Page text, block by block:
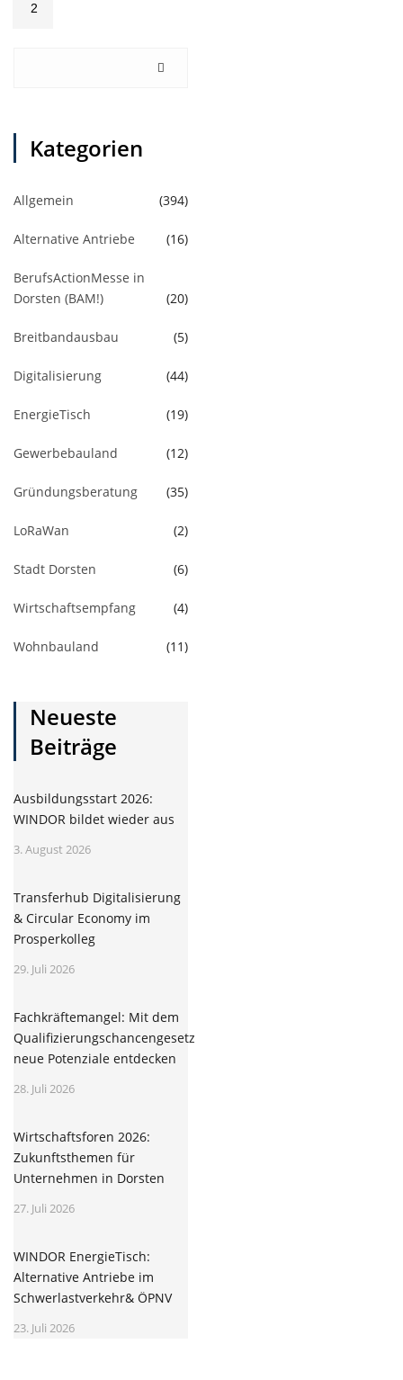
2
Kategorien
Allgemein (394)
Alternative Antriebe (16)
BerufsActionMesse in
Dorsten (BAM!)
(20)
Breitbandausbau (5)
Digitalisierung (44)
EnergieTisch (19)
Gewerbebauland (12)
Gründungsberatung (35)
LoRaWan (2)
Stadt Dorsten (6)
Wirtschaftsempfang (4)
Wohnbauland (11)
Neueste
Beiträge
Ausbildungsstart 2026:
WINDOR bildet wieder aus
3. August 2026
Transferhub Digitalisierung
& Circular Economy im
Prosperkolleg
29. Juli 2026
Fachkräftemangel: Mit dem
Qualifizierungschancengesetz
neue Potenziale entdecken
28. Juli 2026
Wirtschaftsforen 2026:
Zukunftsthemen für
Unternehmen in Dorsten
27. Juli 2026
WINDOR EnergieTisch:
Alternative Antriebe im
Schwerlastverkehr& ÖPNV
23. Juli 2026